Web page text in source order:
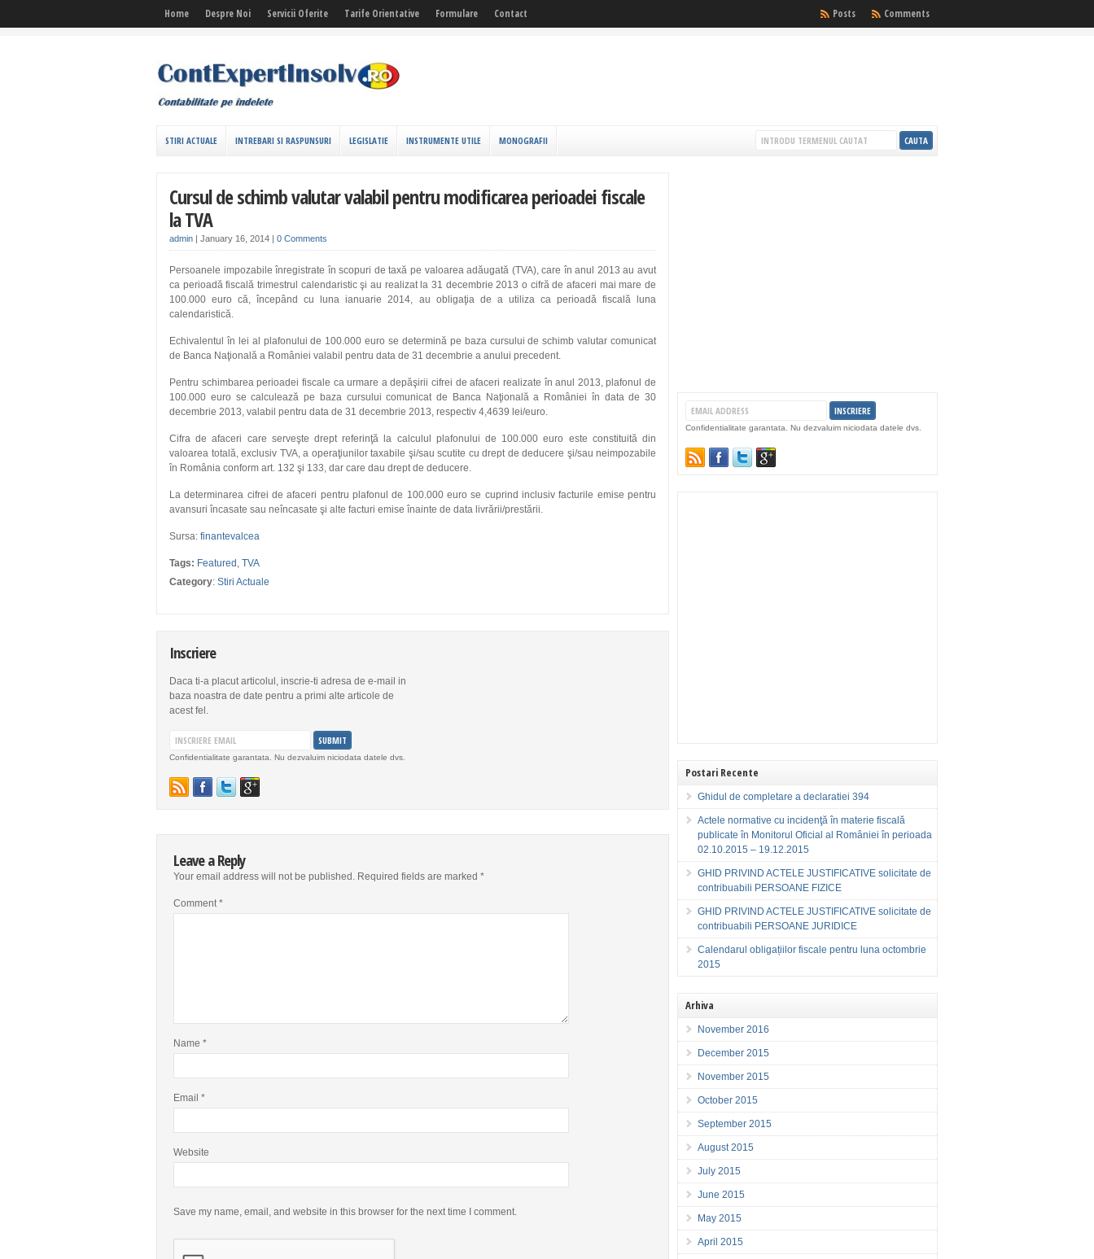
Home Despre Noi Servicii Oferite Tarife Orientative Formulare Contact Comments
Posts
STIRI ACTUALE INTREBARI SI RASPUNSURI LEGISLATIE INSTRUMENTE UTILE MONOGRAFII
Cursul de schimb valutar valabil pentru modificarea perioadei fiscale
la TVA
admin | January 16, 2014 | 0 Comments
Persoanele impozabile înregistrate în scopuri de taxă pe valoarea adăugată (TVA), care în anul 2013 au avut
ca perioadă fiscală trimestrul calendaristic şi au realizat la 31 decembrie 2013 o cifră de afaceri mai mare de
100.000 euro că, începând cu luna ianuarie 2014, au obligaţia de a utiliza ca perioadă fiscală luna
calendaristică.
Echivalentul în lei al plafonului de 100.000 euro se determină pe baza cursului de schimb valutar comunicat
de Banca Naţională a României valabil pentru data de 31 decembrie a anului precedent.
Pentru schimbarea perioadei fiscale ca urmare a depăşirii cifrei de afaceri realizate în anul 2013, plafonul de
100.000 euro se calculează pe baza cursului comunicat de Banca Naţională a României în data de 30
decembrie 2013, valabil pentru data de 31 decembrie 2013, respectiv 4,4639 lei/euro.
Cifra de afaceri care serveşte drept referinţă la calculul plafonului de 100.000 euro este constituită din
valoarea totală, exclusiv TVA, a operaţiunilor taxabile şi/sau scutite cu drept de deducere şi/sau neimpozabile
în România conform art. 132 şi 133, dar care dau drept de deducere.
La determinarea cifrei de afaceri pentru plafonul de 100.000 euro se cuprind inclusiv facturile emise pentru
avansuri încasate sau neîncasate şi alte facturi emise înainte de data livrării/prestării.
Sursa: finantevalcea
Tags: Featured , TVA
Category: Stiri Actuale
Inscriere
Daca ti-a placut articolul, inscrie-ti adresa de e-mail in
baza noastra de date pentru a primi alte articole de
acest fel.
Confidentialitate garantata. Nu dezvaluim niciodata datele dvs.
Leave a Reply
Your email address will not be published. Required fields are marked *
Comment*
Name *
Email *
Website
Save my name, email, and website in this browser for the next time I comment.
Confidentialitate garantata. Nu dezvaluim niciodata datele dvs.
Postari Recente
Ghidul de completare a declaratiei 394
Actele normative cu incidenţă în materie fiscală
publicate în Monitorul Oficial al României în perioada
02.10.2015 – 19.12.2015
GHID PRIVIND ACTELE JUSTIFICATIVE solicitate de
contribuabili PERSOANE FIZICE
GHID PRIVIND ACTELE JUSTIFICATIVE solicitate de
contribuabili PERSOANE JURIDICE
Calendarul obligațiilor fiscale pentru luna octombrie
2015
Arhiva
November 2016
December 2015
November 2015
October 2015
September 2015
August 2015
July 2015
June 2015
May 2015
April 2015